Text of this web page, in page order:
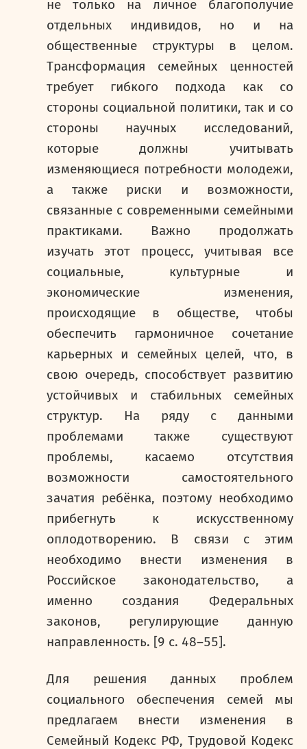
не только на личное благополучие
отдельных индивидов, но и на
общественные структуры в целом.
Трансформация семейных ценностей
требует гибкого подхода как со
стороны социальной политики, так и со
стороны научных исследований,
которые должны учитывать
изменяющиеся потребности молодежи,
а также риски и возможности,
связанные с современными семейными
практиками. Важно продолжать
изучать этот процесс, учитывая все
социальные, культурные и
экономические изменения,
происходящие в обществе, чтобы
обеспечить гармоничное сочетание
карьерных и семейных целей, что, в
свою очередь, способствует развитию
устойчивых и стабильных семейных
структур. На ряду с данными
проблемами также существуют
проблемы, касаемо отсутствия
возможности самостоятельного
зачатия ребёнка, поэтому необходимо
прибегнуть к искусственному
оплодотворению. В связи с этим
необходимо внести изменения в
Российское законодательство, а
именно создания Федеральных
законов, регулирующие данную
направленность. [9 с. 48–55].
Для решения данных проблем
социального обеспечения семей мы
предлагаем внести изменения в
Семейный Кодекс РФ, Трудовой Кодекс